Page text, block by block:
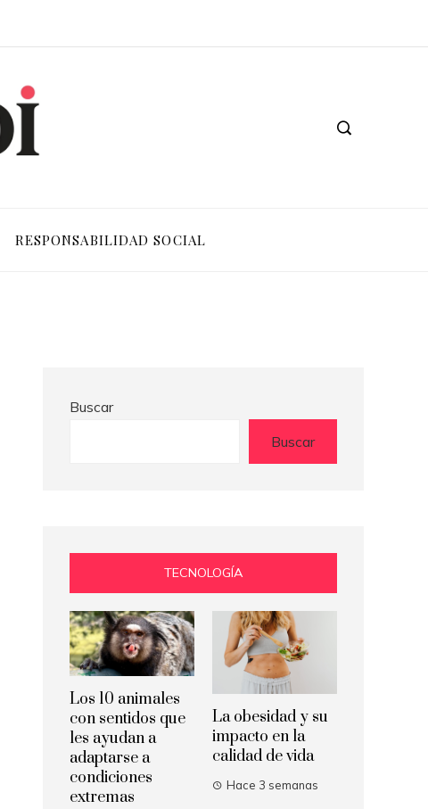
RESPONSABILIDAD SOCIAL
Buscar
Buscar
TECNOLOGÍA
Los 10 animales
con sentidos que
les ayudan a
adaptarse a
condiciones
extremas
La obesidad y su
impacto en la
calidad de vida
Hace 3 semanas